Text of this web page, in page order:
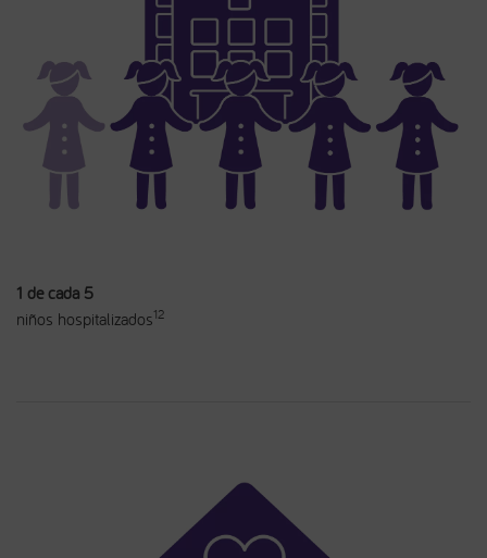
1 de cada 5
niños hospitalizados12